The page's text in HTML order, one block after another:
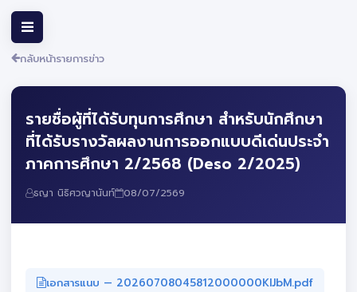
กลับหน้ารายการข่าว
รายชื่อผู้ที่ได้รับทุนการศึกษา สำหรับนักศึกษา
ที่ได้รับรางวัลผลงานการออกแบบดีเด่นประจำ
ภาคการศึกษา 2/2568 (Deso 2/2025)
ธญา นิธิศวญานันท์ 08/07/2569
เอกสารแนบ — 20260708045812000000KlJbM.pdf